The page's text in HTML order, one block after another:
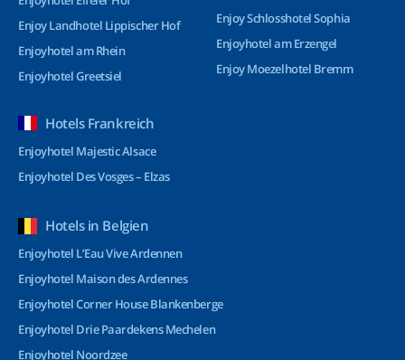
Enjoy Landhotel Lippischer Hof
Enjoyhotel am Rhein
Enjoyhotel Greetsiel
Enjoy Schlosshotel Sophia
Enjoyhotel am Erzengel
Enjoy Moezelhotel Bremm
Hotels Frankreich
Enjoyhotel Majestic Alsace
Enjoyhotel Des Vosges – Elzas
Hotels in Belgien
Enjoyhotel L’Eau Vive Ardennen
Enjoyhotel Maison des Ardennes
Enjoyhotel Corner House Blankenberge
Enjoyhotel Drie Paardekens Mechelen
Enjoyhotel Noordzee